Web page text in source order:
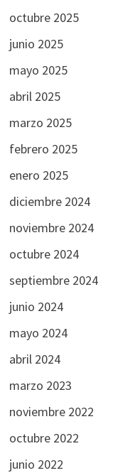
octubre 2025
junio 2025
mayo 2025
abril 2025
marzo 2025
febrero 2025
enero 2025
diciembre 2024
noviembre 2024
octubre 2024
septiembre 2024
junio 2024
mayo 2024
abril 2024
marzo 2023
noviembre 2022
octubre 2022
junio 2022